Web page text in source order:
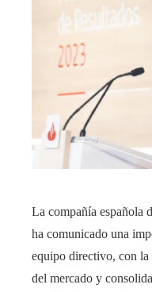
La compañía española
ha comunicado una
equipo directivo, con la
del mercado y